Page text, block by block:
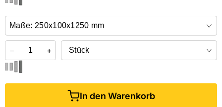
Online kaufen &kostenlos
− +
In den Warenkorb